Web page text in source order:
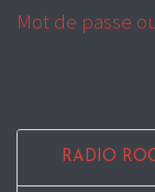
Mot de passe
RADIO